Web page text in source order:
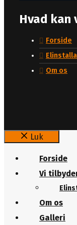
Hvad kan
Forside
Om os
Luk
Forside
Vi
Om os
Galleri